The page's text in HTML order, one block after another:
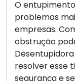
O
problemas
empresas.
obstrução
resolver esse
segurança e